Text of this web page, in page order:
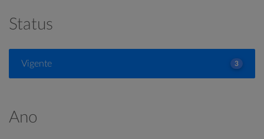
Status
Vigente 3
Ano